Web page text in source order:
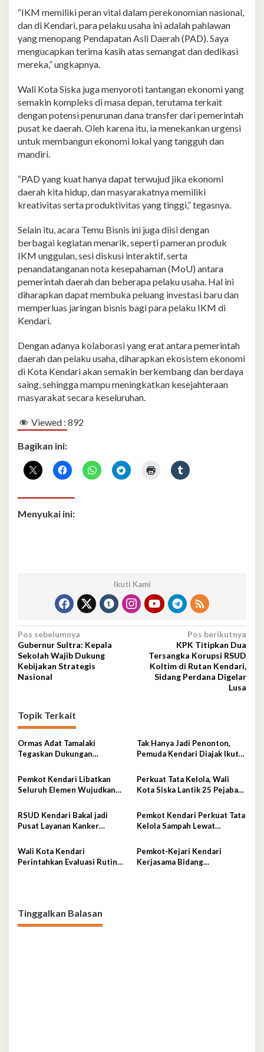
“IKM memiliki peran vital dalam perekonomian nasional,
dan di Kendari, para pelaku usaha ini adalah pahlawan
yang menopang Pendapatan Asli Daerah (PAD). Saya
mengucapkan terima kasih atas semangat dan dedikasi
mereka,” ungkapnya.
Wali Kota Siska juga menyoroti tantangan ekonomi yang
semakin kompleks di masa depan, terutama terkait
dengan potensi penurunan dana transfer dari pemerintah
pusat ke daerah. Oleh karena itu, ia menekankan urgensi
untuk membangun ekonomi lokal yang tangguh dan
mandiri.
“PAD yang kuat hanya dapat terwujud jika ekonomi
daerah kita hidup, dan masyarakatnya memiliki
kreativitas serta produktivitas yang tinggi,” tegasnya.
Selain itu, acara Temu Bisnis ini juga diisi dengan
berbagai kegiatan menarik, seperti pameran produk
IKM unggulan, sesi diskusi interaktif, serta
penandatanganan nota kesepahaman (MoU) antara
pemerintah daerah dan beberapa pelaku usaha. Hal ini
diharapkan dapat membuka peluang investasi baru dan
memperluas jaringan bisnis bagi para pelaku IKM di
Kendari.
Dengan adanya kolaborasi yang erat antara pemerintah
daerah dan pelaku usaha, diharapkan ekosistem ekonomi
di Kota Kendari akan semakin berkembang dan berdaya
saing, sehingga mampu meningkatkan kesejahteraan
masyarakat secara keseluruhan.
Viewed : 892
Bagikan ini:
Menyukai ini:
Ikuti Kami
Navigasi
pos
Pos sebelumnya
Gubernur Sultra: Kepala
Sekolah Wajib Dukung
Kebijakan Strategis
Nasional
Pos berikutnya
KPK Titipkan Dua
Tersangka Korupsi RSUD
Koltim di Rutan Kendari,
Sidang Perdana Digelar
Lusa
Topik Terkait
Ormas Adat Tamalaki
Tegaskan Dukungan
Investasi IPIP
Tak Hanya Jadi Penonton,
Pemuda Kendari Diajak Ikut
Pemkot Kendari Libatkan
Seluruh Elemen Wujudkan
Perkuat Tata Kelola, Wali
Kota Siska Lantik 25 Pejabat
RSUD Kendari Bakal jadi
Pusat Layanan Kanker
Pemkot Kendari Perkuat Tata
Kelola Sampah Lewat
Wali Kota Kendari
Perintahkan Evaluasi Rutin
Pemkot-Kejari Kendari
Kerjasama Bidang
Tinggalkan Balasan